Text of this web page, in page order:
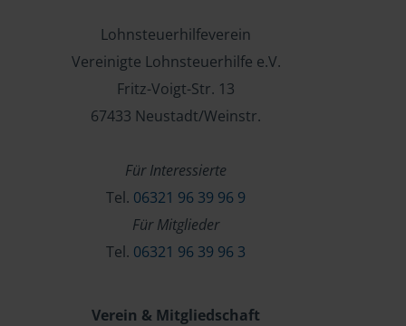
Lohnsteuerhilfeverein
Vereinigte Lohnsteuerhilfe e.V.
Fritz-Voigt-Str. 13
67433 Neustadt/Weinstr.
Für Interessierte
Tel. 06321 96 39 96 9
Für Mitglieder
Tel. 06321 96 39 96 3
Verein & Mitgliedschaft